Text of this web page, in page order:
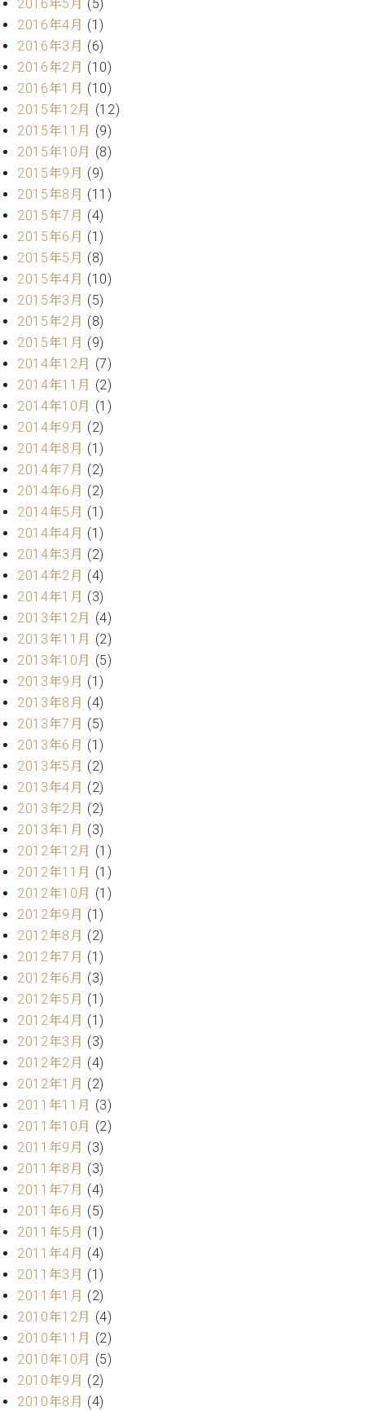
マ
ー
サ
ー
ビ
ス
調
律
)
ア
フ
ー
サ
ー
ビ
ス
(調
調
律
師
紹
介
律
料
金
表
お
問
合
わ
せ
尾山調律師のブ
ログ Die
Musikgasse（音
楽の小道）
2016年5月 (5)
2016年4月 (1)
2016年3月 (6)
2016年2月 (10)
2016年1月 (10)
2015年12月 (12)
2015年11月 (9)
2015年10月 (8)
2015年9月 (9)
2015年8月 (11)
2015年7月 (4)
2015年6月 (1)
2015年5月 (8)
2015年4月 (10)
2015年3月 (5)
2015年2月 (8)
2015年1月 (9)
2014年12月 (7)
2014年11月 (2)
2014年10月 (1)
2014年9月 (2)
2014年8月 (1)
2014年7月 (2)
2014年6月 (2)
2014年5月 (1)
2014年4月 (1)
2014年3月 (2)
2014年2月 (4)
2014年1月 (3)
2013年12月 (4)
2013年11月 (2)
2013年10月 (5)
2013年9月 (1)
2013年8月 (4)
2013年7月 (5)
2013年6月 (1)
2013年5月 (2)
2013年4月 (2)
2013年2月 (2)
2013年1月 (3)
2012年12月 (1)
2012年11月 (1)
2012年10月 (1)
2012年9月 (1)
2012年8月 (2)
2012年7月 (1)
2012年6月 (3)
2012年5月 (1)
2012年4月 (1)
2012年3月 (3)
2012年2月 (4)
2012年1月 (2)
2011年11月 (3)
2011年10月 (2)
2011年9月 (3)
2011年8月 (3)
2011年7月 (4)
2011年6月 (5)
2011年5月 (1)
2011年4月 (4)
2011年3月 (1)
2011年1月 (2)
2010年12月 (4)
2010年11月 (2)
2010年10月 (5)
2010年9月 (2)
2010年8月 (4)